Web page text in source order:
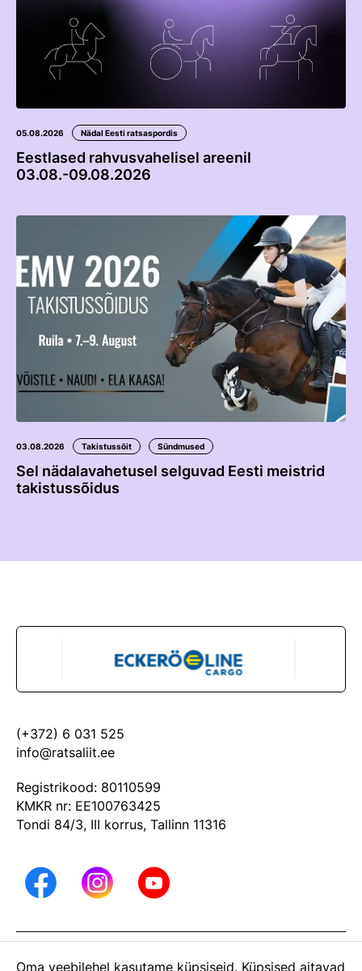
05.08.2026 Nädal Eesti ratsaspordis
Eestlased rahvusvahelisel areenil
03.08.-09.08.2026
03.08.2026 Takistussõit Sündmused
Sel nädalavahetusel selguvad Eesti meistrid
takistussõidus
(+372) 6 031 525
info@ratsaliit.ee
Registrikood: 80110599
KMKR nr: EE100763425
Tondi 84/3, III korrus, Tallinn 11316
Oma veebilehel kasutame küpsiseid. Küpsised aitavad